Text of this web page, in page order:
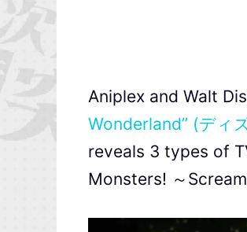
Aniplex and Walt
Wonderland” (ディ
reveals 3 types of
Monsters! ～